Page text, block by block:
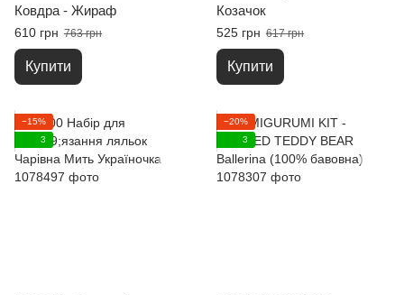
Ковдра - Жираф
610 грн 763 грн
Купити
Козачок
525 грн 617 грн
Купити
−15%
3
−20%
3